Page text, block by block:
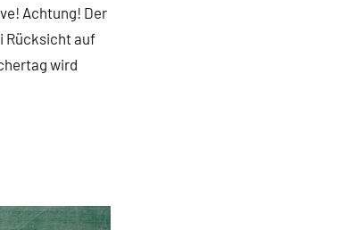
Achtung! Der
Rücksicht auf
wird